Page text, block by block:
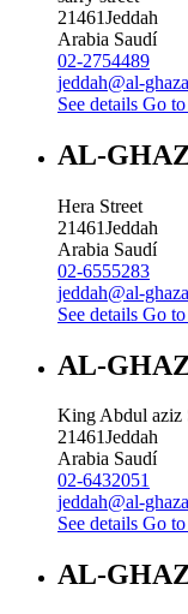
21461Jeddah
Arabia Saudí
02-2754489
jeddah@al-
See details Go
AL-
Hera Street
21461Jeddah
Arabia Saudí
02-6555283
jeddah@al-
See details Go
AL-
King Abdul aziz
21461Jeddah
Arabia Saudí
02-6432051
jeddah@al-
See details Go
AL-